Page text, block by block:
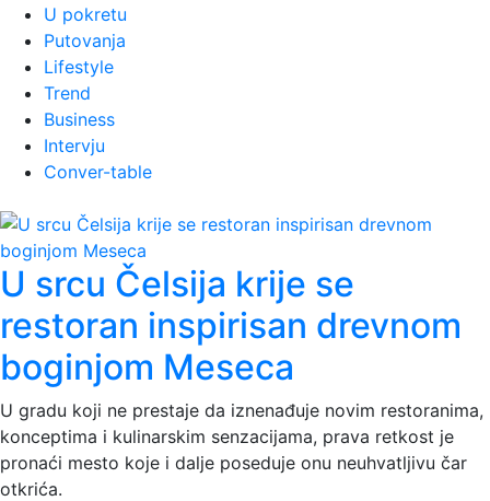
U pokretu
Putovanja
Lifestyle
Trend
Business
Intervju
Conver-table
U srcu Čelsija krije se
restoran inspirisan drevnom
boginjom Meseca
U gradu koji ne prestaje da iznenađuje novim restoranima,
konceptima i kulinarskim senzacijama, prava retkost je
pronaći mesto koje i dalje poseduje onu neuhvatljivu čar
otkrića.